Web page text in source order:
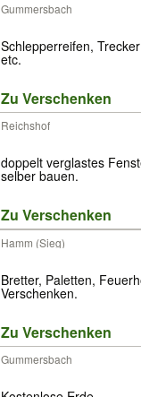
Gummersbach
Schlepperreifen,
etc.
Zu Verschenken
Reichshof
doppelt verglastes
selber bauen.
Zu Verschenken
Hamm (Sieg)
Bretter, Paletten, Feuerholz, zum
Verschenken.
Zu Verschenken
Gummersbach